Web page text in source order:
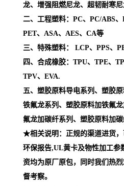
龙、增强阻燃尼龙、超韧耐寒尼
二、工程塑料：PC、PC/ABS、
PET、ASA、AES、CA等
三、特殊塑料： LCP、PPS、
四、合成橡胶：TPU、TPE、
TPV、EVA.
五、塑胶原料导电系列、塑胶
铁氟龙系列、塑胶原料加铁氟
氟龙加碳纤系列、塑胶原料加碳
★相关说明：正规的渠道进货，
环保报告,UL黄卡及物性加工参
资均为原厂原包，同时我们热
督考察。